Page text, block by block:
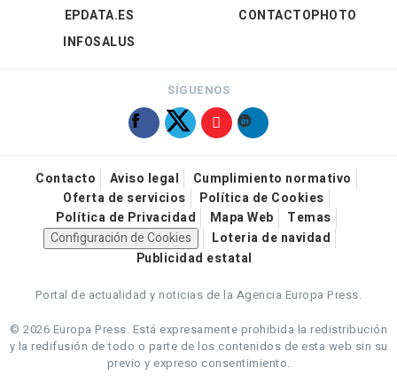
EPDATA.ES
INFOSALUS
CONTACTOPHOTO
SÍGUENOS
Contacto Aviso legal
Cumplimiento normativo
Oferta de servicios
Política de Cookies
Política de Privacidad
Mapa Web
Temas
Configuración de Cookies
Loteria de navidad
Publicidad estatal
Portal de actualidad y noticias de la Agencia Europa Press.
© 2026 Europa Press. Está expresamente prohibida la redistribución
y la redifusión de todo o parte de los contenidos de esta web sin su
previo y expreso consentimiento.